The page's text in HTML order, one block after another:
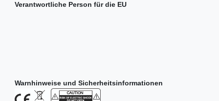
Verantwortliche Person für die EU
Warnhinweise und Sicherheitsinformationen